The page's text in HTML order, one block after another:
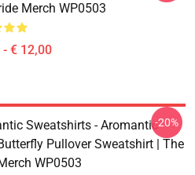
Merch WP0503
- € 12,00
Sweatshirts - Aromantic
Pullover Sweatshirt | The
WP0503
-20%